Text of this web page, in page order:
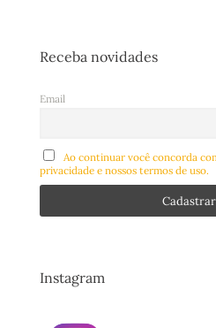
Receba novidades
Email
Ao continuar você concorda
privacidade e nossos termos de uso.
Instagram